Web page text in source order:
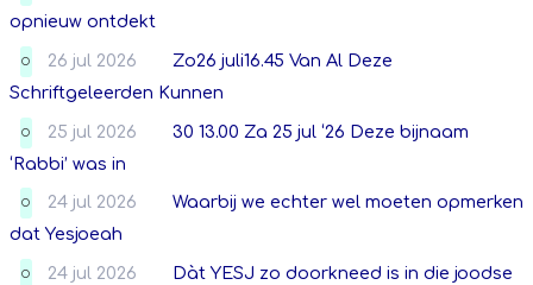
opnieuw ontdekt
O 26 jul 2026
Zo26 juli16.45 Van Al Deze
Schriftgeleerden Kunnen
O 25 jul 2026
30 13.00 Za 25 jul ‘26 Deze bijnaam
‘Rabbi’ was in
O 24 jul 2026
Waarbij we echter wel moeten opmerken
dat Yesjoeah
O 24 jul 2026
Dàt YESJ zo doorkneed is in die joodse